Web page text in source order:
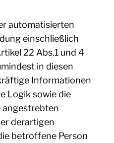
automatisierten
einschließlich
22 Abs.1 und 4
in diesen
Informationen
Logik sowie die
angestrebten
derartigen
betroffene Person